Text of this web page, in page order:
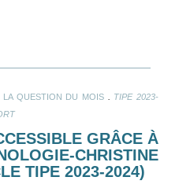
LA QUESTION DU MOIS
TIPE 2023-
GRÂCE À
CHRISTINE
TIPE 2023-2024)